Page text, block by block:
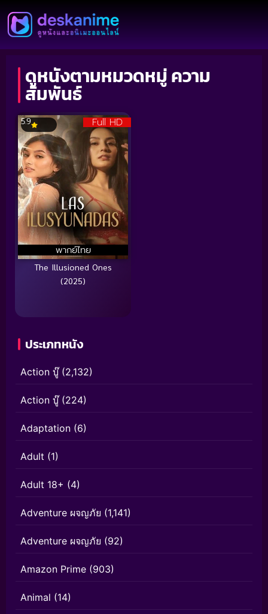
ดูหนังตามหมวดหมู่ ความ
สัมพันธ์
Full HD
พากย์ไทย
5.9
The Illusioned Ones
(2025)
ประเภทหนัง
Action บู๊(2,132)
Action บู๊(224)
Adaptation (6)
Adult (1)
Adult 18+ (4)
Adventure ผจญภัย (1,141)
Adventure ผจญภัย (92)
Amazon Prime (903)
Animal (14)